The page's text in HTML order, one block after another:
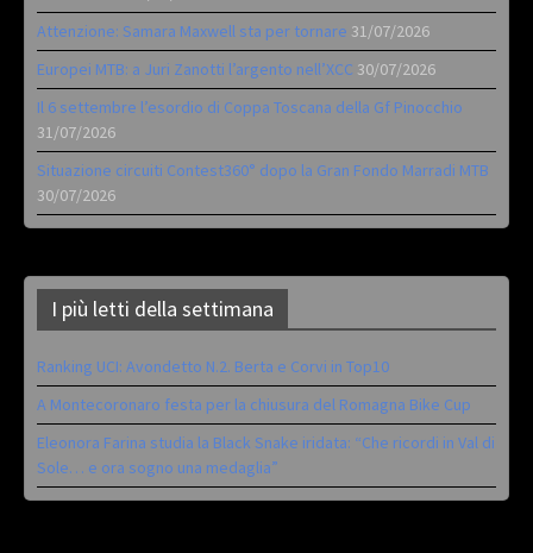
Attenzione: Samara Maxwell sta per tornare 31/07/2026
Europei MTB: a Juri Zanotti l’argento nell’XCC 30/07/2026
Il 6 settembre l’esordio di Coppa Toscana della Gf Pinocchio
31/07/2026
Situazione circuiti Contest360° dopo la Gran Fondo Marradi MTB
30/07/2026
I più letti della settimana
Ranking UCI: Avondetto N.2. Berta e Corvi in Top10
A Montecoronaro festa per la chiusura del Romagna Bike Cup
Eleonora Farina studia la Black Snake iridata: “Che ricordi in Val di
Sole… e ora sogno una medaglia”